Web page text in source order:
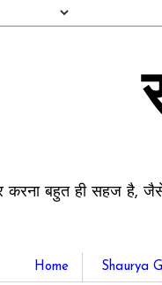
करना बहुत ही सहज है,
Home Shaurya